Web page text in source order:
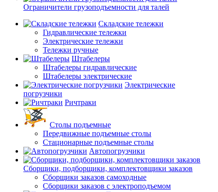
Ограничители грузоподъемности для талей
Складские тележки
Гидравлические тележки
Электрические тележки
Тележки ручные
Штабелеры
Штабелеры гидравлические
Штабелеры электрические
Электрические
погрузчики
Ричтраки
Столы подъемные
Передвижные подъемные столы
Стационарные подъемные столы
Автопогрузчики
Сборщики, подборщики, комплектовщики заказов
Сборщики заказов самоходные
Сборщики заказов с электроподъемом